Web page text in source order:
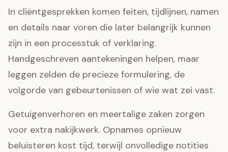
In cliëntgesprekken komen feiten, tijdlijnen, namen
en details naar voren die later belangrijk kunnen
zijn in een processtuk of verklaring.
Handgeschreven aantekeningen helpen, maar
leggen zelden de precieze formulering, de
volgorde van gebeurtenissen of wie wat zei vast.
Getuigenverhoren en meertalige zaken zorgen
voor extra nakijkwerk. Opnames opnieuw
beluisteren kost tijd, terwijl onvolledige notities